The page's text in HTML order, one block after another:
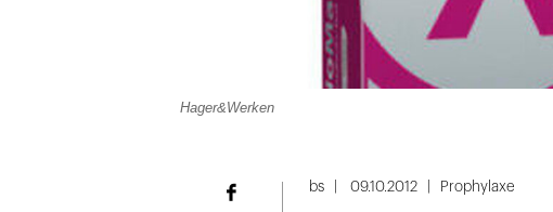
Hager&Werken
bs 09.10.2012 Prophylaxe